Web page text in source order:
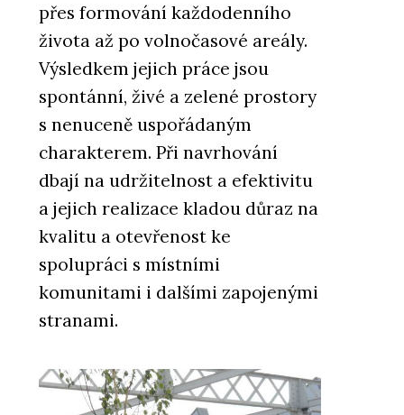
přes formování každodenního
života až po volnočasové areály.
Výsledkem jejich práce jsou
spontánní, živé a zelené prostory
s nenuceně uspořádaným
charakterem. Při navrhování
dbají na udržitelnost a efektivitu
a jejich realizace kladou důraz na
kvalitu a otevřenost ke
spolupráci s místními
komunitami i dalšími zapojenými
stranami.